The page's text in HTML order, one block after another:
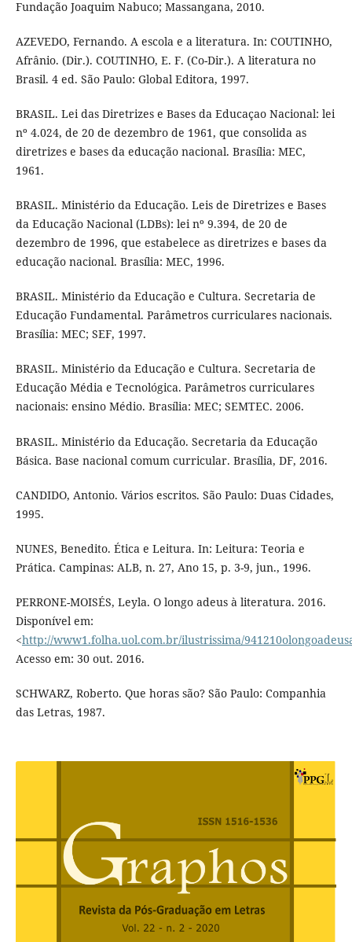
Fundação Joaquim Nabuco; Massangana, 2010.
AZEVEDO, Fernando. A escola e a literatura. In: COUTINHO,
Afrânio. (Dir.). COUTINHO, E. F. (Co-Dir.). A literatura no
Brasil. 4 ed. São Paulo: Global Editora, 1997.
BRASIL. Lei das Diretrizes e Bases da Educaçao Nacional: lei
nº 4.024, de 20 de dezembro de 1961, que consolida as
diretrizes e bases da educação nacional. Brasília: MEC,
1961.
BRASIL. Ministério da Educação. Leis de Diretrizes e Bases
da Educação Nacional (LDBs): lei nº 9.394, de 20 de
dezembro de 1996, que estabelece as diretrizes e bases da
educação nacional. Brasília: MEC, 1996.
BRASIL. Ministério da Educação e Cultura. Secretaria de
Educação Fundamental. Parâmetros curriculares nacionais.
Brasília: MEC; SEF, 1997.
BRASIL. Ministério da Educação e Cultura. Secretaria de
Educação Média e Tecnológica. Parâmetros curriculares
nacionais: ensino Médio. Brasília: MEC; SEMTEC. 2006.
BRASIL. Ministério da Educação. Secretaria da Educação
Básica. Base nacional comum curricular. Brasília, DF, 2016.
CANDIDO, Antonio. Vários escritos. São Paulo: Duas Cidades,
1995.
NUNES, Benedito. Ética e Leitura. In: Leitura: Teoria e
Prática. Campinas: ALB, n. 27, Ano 15, p. 3-9, jun., 1996.
PERRONE-MOISÉS, Leyla. O longo adeus à literatura. 2016.
Disponível em:
<http://www1.folha.uol.com.br/ilustrissima/
Acesso em: 30 out. 2016.
SCHWARZ, Roberto. Que horas são? São Paulo: Companhia
das Letras, 1987.